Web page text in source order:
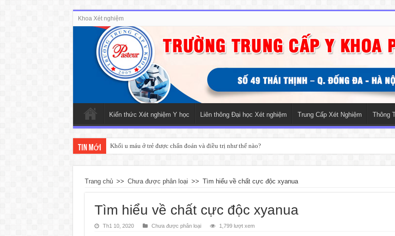
Khoa Xét nghiệm
Kiến thức Xét nghiệm Y học Liên thông Đại học Xét nghiệm Trung Cấp Xét Nghiệm Thông
Tin mới Khối u máu ở trẻ được chẩn đoán và điều trị như thế nào?
Trang chủ >> Chưa được phân loại >> Tìm hiểu về chất cực độc xyanua
Tìm hiểu về chất cực độc xyanua
Th1 10, 2020 Chưa được phân loại 1,799 lượt xem